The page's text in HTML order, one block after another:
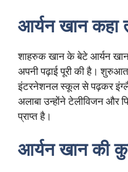
आर्यन खान कहा
शाहरुक खान के बेटे आर्यन
अपनी पढ़ाई पूरी की है।
इंटरनेशनल स्कूल से पढ़कर
अलाबा उन्होंने टेलीविजन और
प्राप्त है।
आर्यन खान की